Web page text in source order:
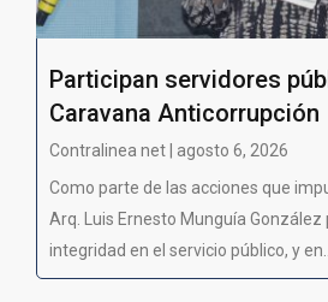
Participan servidores
Caravana Anticorrupción
Contralinea net | agosto 6, 2026
Como parte de las acciones que
Arq. Luis Ernesto Munguía
integridad en el servicio público, y en...